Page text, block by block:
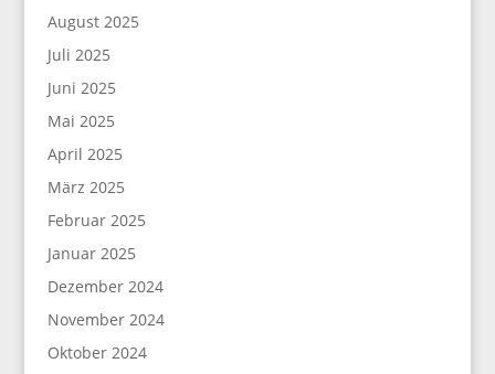
August 2025
Juli 2025
Juni 2025
Mai 2025
April 2025
März 2025
Februar 2025
Januar 2025
Dezember 2024
November 2024
Oktober 2024